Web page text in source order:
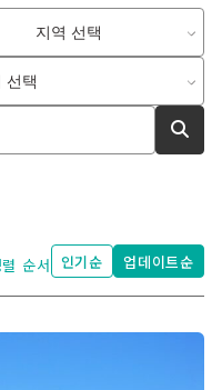
지역 선택
선택
렬 순서 인기순 업데이트순